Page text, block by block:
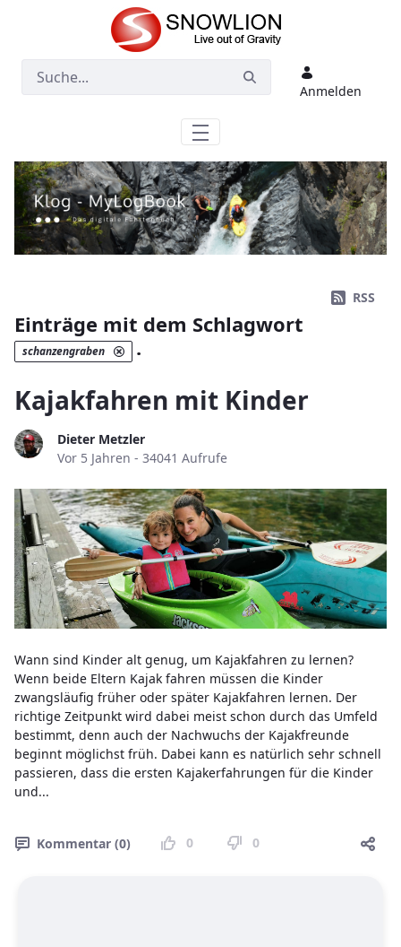
Zum Hauptinhalt springen
Anmelden
RSS
Einträge mit dem Schlagwort
schanzengraben .
Kajakfahren mit Kinder
Dieter Metzler
Publikationsdatum
Vor 5 Jahren - 34041 Aufrufe
Wann sind Kinder alt genug, um Kajakfahren zu lernen?
Wenn beide Eltern Kajak fahren müssen die Kinder
zwangsläufig früher oder später Kajakfahren lernen. Der
richtige Zeitpunkt wird dabei meist schon durch das Umfeld
bestimmt, denn auch der Nachwuchs der Kajakfreunde
beginnt möglichst früh. Dabei kann es natürlich sehr schnell
passieren, dass die ersten Kajakerfahrungen für die Kinder
und...
Kommentar (0) 0 0